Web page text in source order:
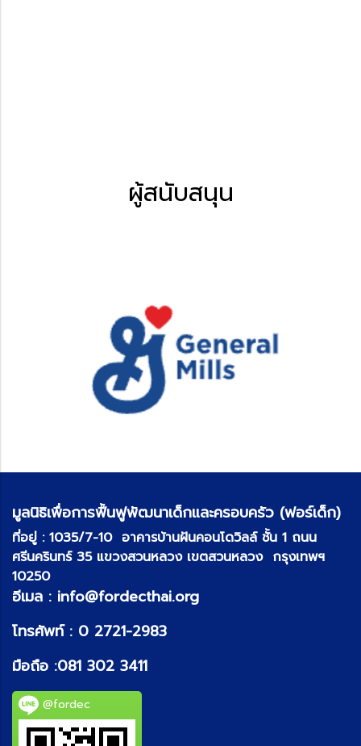
ผู้สนับสนุน
มูลนิธิเพื่อการฟื้นฟูพัฒนาเด็กและครอบครัว (ฟอร์เด็ก)
ที่อยู่ : 1035/7-10 อาคารบ้านฝันคอนโดวิลล์ ชั้น 1 ถนน
ศรีนครินทร์ 35 แขวงสวนหลวง เขตสวนหลวง กรุงเทพฯ
10250
อีเมล : info@fordecthai.org
โทรศัพท์ : 0 2721-2983
มือถือ :081 302 3411
@fordec